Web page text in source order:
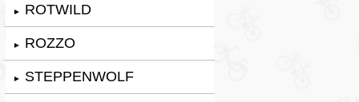
► ROTWILD
► ROZZO
► STEPPENWOLF